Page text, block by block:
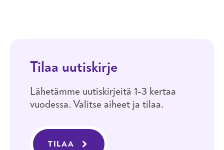
Tilaa uutiskirje
Lähetämme uutiskirjeitä 1-3 kertaa
vuodessa. Valitse aiheet ja tilaa.
TILAA